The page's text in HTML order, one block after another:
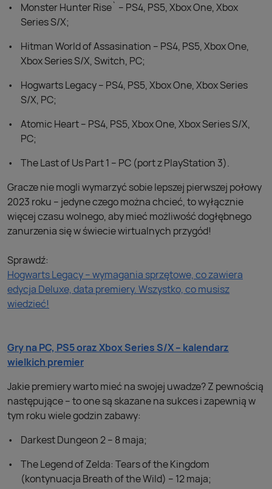
Monster Hunter Rise` – PS4, PS5, Xbox One, Xbox
Series S/X;
Hitman World of Assasination – PS4, PS5, Xbox One,
Xbox Series S/X, Switch, PC;
Hogwarts Legacy – PS4, PS5, Xbox One, Xbox Series
S/X, PC;
Atomic Heart – PS4, PS5, Xbox One, Xbox Series S/X,
PC;
The Last of Us Part 1 – PC (port z PlayStation 3).
Gracze nie mogli wymarzyć sobie lepszej pierwszej połowy
2023 roku – jedyne czego można chcieć, to wyłącznie
więcej czasu wolnego, aby mieć możliwość dogłębnego
zanurzenia się w świecie wirtualnych przygód!
Sprawdź:
Hogwarts Legacy – wymagania sprzętowe, co zawiera
edycja Deluxe, data premiery. Wszystko, co musisz
wiedzieć!
Gry na PC, PS5 oraz Xbox Series S/X – kalendarz
wielkich premier
Jakie premiery warto mieć na swojej uwadze? Z pewnością
następujące – to one są skazane na sukces i zapewnią w
tym roku wiele godzin zabawy:
Darkest Dungeon 2 – 8 maja;
The Legend of Zelda: Tears of the Kingdom
(kontynuacja Breath of the Wild) – 12 maja;